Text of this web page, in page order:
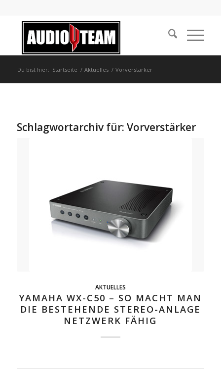
Du bist hier: Startseite / Aktuelles / Vorverstärker
Schlagwortarchiv für: Vorverstärker
AKTUELLES
YAMAHA WX-C50 – SO MACHT MAN
DIE BESTEHENDE STEREO-ANLAGE
NETZWERK FÄHIG